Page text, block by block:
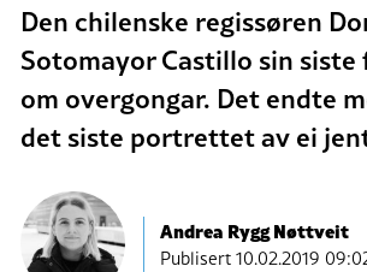
Den chilenske regissøren
Sotomayor Castillo sin
om overgongar. Det endte
det siste portrettet av ei
Andrea Rygg Nøttveit
Publisert10.02.2019